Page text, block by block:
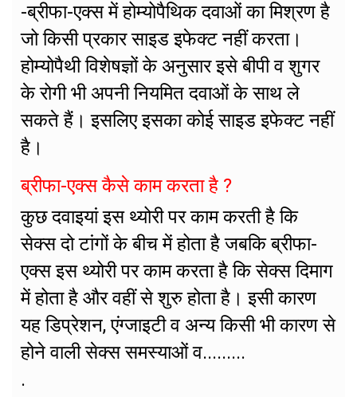
-ब्रीफा-एक्स में होम्योपैथिक दवाओं का मिश्रण है
जो किसी प्रकार साइड इफेक्ट नहीं करता।
होम्योपैथी विशेषज्ञों के अनुसार इसे बीपी व शुगर
के रोगी भी अपनी नियमित दवाओं के साथ ले
सकते हैं। इसलिए इसका कोई साइड इफेक्ट नहीं
है।
ब्रीफा-एक्स कैसे काम करता है ?
कुछ दवाइयां इस थ्योरी पर काम करती है कि
सेक्स दो टांगों के बीच में होता है जबकि ब्रीफा-
एक्स इस थ्योरी पर काम करता है कि सेक्स दिमाग
में होता है और वहीं से शुरु होता है। इसी कारण
यह डिप्रेशन, एंग्जाइटी व अन्य किसी भी कारण से
होने वाली सेक्स समस्याओं व.........
.